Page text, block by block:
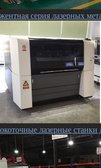
серия лазерных
лазерные станки